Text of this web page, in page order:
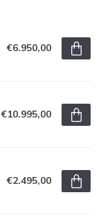
€6.950,00
€10.995,00
€2.495,00